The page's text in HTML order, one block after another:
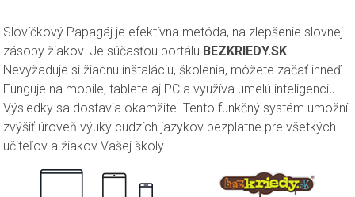
Vlastné balíčky
Priečinky
Slovíčkový Papagáj je efektívna metóda, na zlepšenie slovnej
zásoby žiakov. Je súčasťou portálu BEZKRIEDY.SK .
Nevyžaduje si žiadnu inštaláciu, školenia, môžete začať ihneď.
Funguje na mobile, tablete aj PC a využíva umelú inteligenciu.
Výsledky sa dostavia okamžite. Tento funkčný systém umožní
zvýšiť úroveň výuky cudzích jazykov bezplatne pre všetkých
učiteľov a žiakov Vašej školy.